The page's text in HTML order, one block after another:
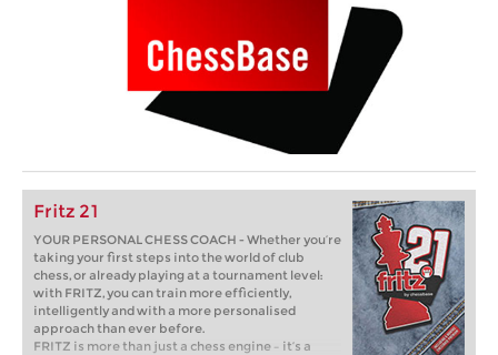
Fritz 21
YOUR PERSONAL CHESS COACH - Whether you’re
taking your first steps into the world of club
chess, or already playing at a tournament level:
with FRITZ, you can train more efficiently,
intelligently and with a more personalised
approach than ever before.
FRITZ is more than just a chess engine – it’s a